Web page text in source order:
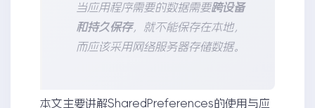
当应用程序需要的数据需要跨设备
和持久保存，就不能保存在本地，
而应该采用网络服务器存储数据。
本文主要讲解SharedPreferences的使用与应